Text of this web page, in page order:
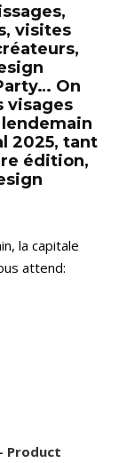
visites
On
visages
2025, tant
édition,
la capitale
attend:
Product